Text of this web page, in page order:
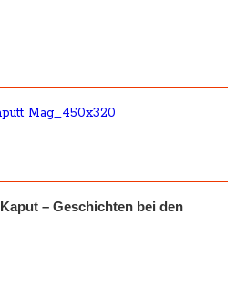
Kaput – Geschichten bei den